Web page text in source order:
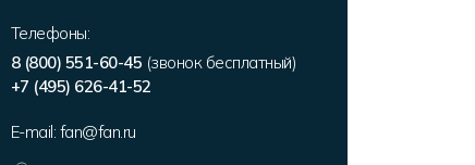
Телефоны:
8 (800) 551-60-45 (звонок бесплатный)
+7 (495) 626-41-52
E-mail: fan@fan.ru